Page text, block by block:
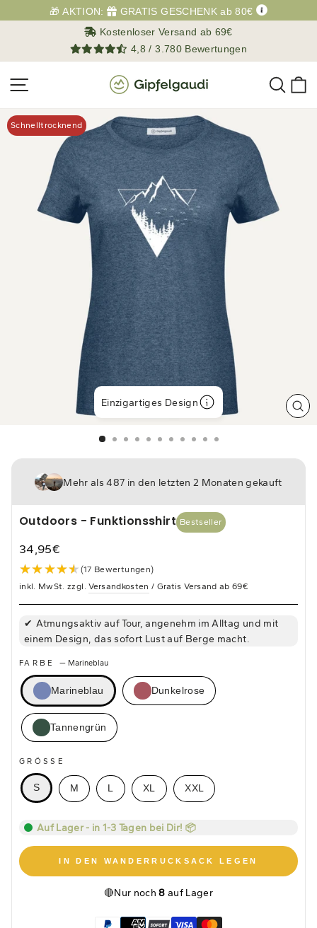
zum
🎁 AKTION:
GRATIS GESCHENK ab 80€
Kostenloser Versand ab 69€
4,8 / 3.780 Bewertungen
Seitennavigation
Schnelltrocknend
Einzigartiges Design
Mehr als 487 in den letzten 2 Monaten gekauft
Outdoors - Funktionsshirt Bestseller
Normaler
Preis
34,95€
★★★★★
★★★★★ (17 Bewertungen)
inkl. MwSt. zzgl.Versandkosten / Gratis Versand ab 69€
Atmungsaktiv auf Tour, angenehm im Alltag und mit
einem Design, das sofort Lust auf Berge macht.
FARBE — Marineblau
Marineblau Dunkelrose
Tannengrün
GRÖSSE
S M L XL XXL
Auf Lager - in 1-3 Tagen bei Dir! 📦
IN DEN WANDERRUCKSACK LEGEN
🔴Nur noch 8 auf Lager